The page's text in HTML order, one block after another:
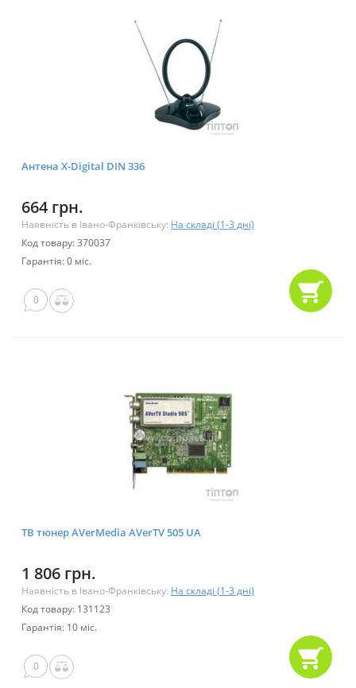
Антена X-Digital DIN 336
664 грн.
Наявність в Івано-Франківську: На складі (1-3 дні)
Код товару: 370037
Гарантія: 0 міс.
0
ТВ тюнер AVerMedia AVerTV 505 UA
1 806 грн.
Наявність в Івано-Франківську: На складі (1-3 дні)
Код товару: 131123
Гарантія: 10 міс.
0